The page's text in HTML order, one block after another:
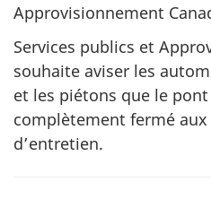
Approvisionnement
Services publics et
souhaite aviser les
et les piétons que le pont
complètement fermé
d’entretien.